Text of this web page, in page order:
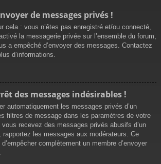
de messages privés !
cela : vous n’êtes pas enregistré et/ou connecté,
la messagerie privée sur l’ensemble du forum,
a empêché d’envoyer des messages. Contactez
d’informations.
des messages indésirables !
automatiquement les messages privés d’un
filtres de message dans les paramètres de votre
recevez des messages privés abusifs d’un
rapportez les messages aux modérateurs. Ce
complètement un membre d’envoyer